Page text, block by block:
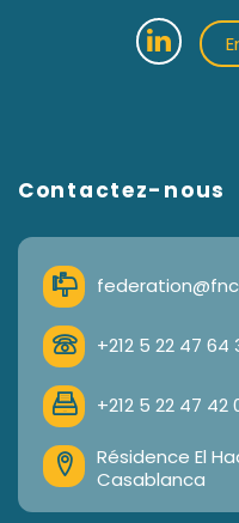
Contactez-nous
+212 5 22 47 64
+212 5 22 47 42
Résidence El
Casablanca